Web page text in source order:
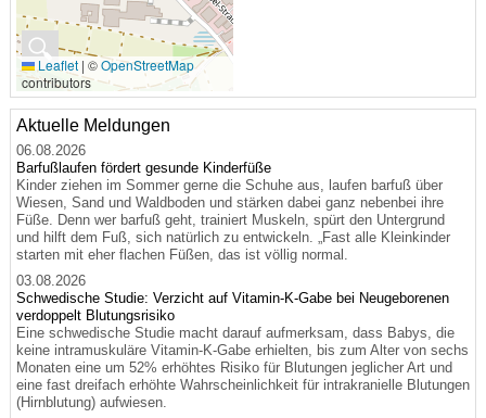
🔍
Leaflet | ©OpenStreetMap
contributors
Aktuelle Meldungen
06.08.2026
Barfußlaufen fördert gesunde Kinderfüße
Kinder ziehen im Sommer gerne die Schuhe aus, laufen barfuß über
Wiesen, Sand und Waldboden und stärken dabei ganz nebenbei ihre
Füße. Denn wer barfuß geht, trainiert Muskeln, spürt den Untergrund
und hilft dem Fuß, sich natürlich zu entwickeln. „Fast alle Kleinkinder
starten mit eher flachen Füßen, das ist völlig normal.
03.08.2026
Schwedische Studie: Verzicht auf Vitamin-K-Gabe bei Neugeborenen
verdoppelt Blutungsrisiko
Eine schwedische Studie macht darauf aufmerksam, dass Babys, die
keine intramuskuläre Vitamin-K-Gabe erhielten, bis zum Alter von sechs
Monaten eine um 52% erhöhtes Risiko für Blutungen jeglicher Art und
eine fast dreifach erhöhte Wahrscheinlichkeit für intrakranielle Blutungen
(Hirnblutung) aufwiesen.